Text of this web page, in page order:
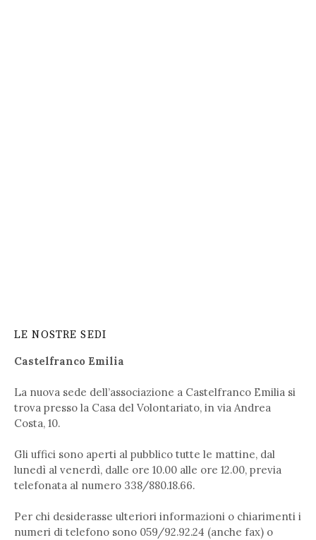
LE NOSTRE SEDI
Castelfranco Emilia
La nuova sede dell’associazione a Castelfranco Emilia si
trova presso la Casa del Volontariato, in via Andrea
Costa, 10.
Gli uffici sono aperti al pubblico tutte le mattine, dal
lunedì al venerdì, dalle ore 10.00 alle ore 12.00, previa
telefonata al numero 338/880.18.66.
Per chi desiderasse ulteriori informazioni o chiarimenti i
numeri di telefono sono 059/92.92.24 (anche fax) o